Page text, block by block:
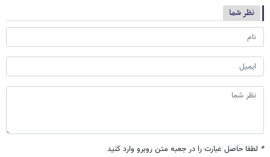
نظر شما
* لطفا حاصل عبارت را در جعبه متن روبرو وارد کنید